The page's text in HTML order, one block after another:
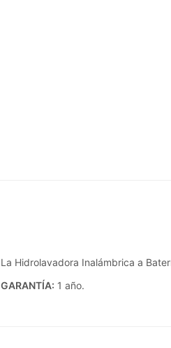
La Hidrolavadora Inalámbrica a
GARANTÍA: 1 año.